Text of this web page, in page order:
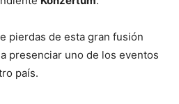
pierdas de esta gran fusión
presenciar uno de los eventos
país.